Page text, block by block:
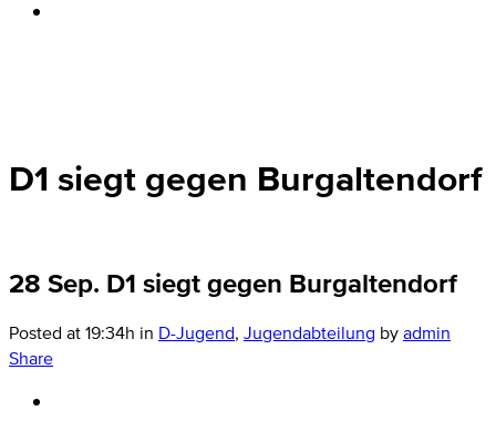
D1 siegt gegen Burgaltendorf
28 Sep. D1 siegt gegen Burgaltendorf
Posted at 19:34h in D-Jugend, Jugendabteilung byadmin
Share